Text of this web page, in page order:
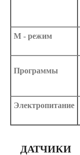
М - режим
Программы
Электропитание
ДАТЧИКИ